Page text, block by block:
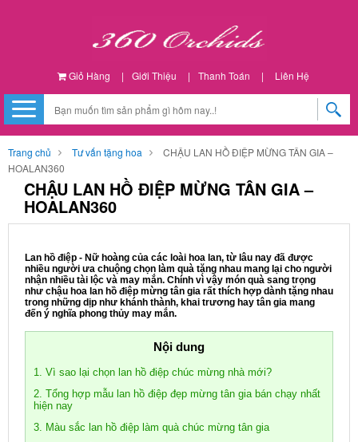
Giỏ Hàng | Giới Thiệu | Thanh Toán | Liên Hệ
Trang chủ Tư vấn tặng hoa
CHẬU LAN HỒ ĐIỆP MỪNG TÂN GIA –
HOALAN360
CHẬU LAN HỒ ĐIỆP MỪNG TÂN GIA –
HOALAN360
Lan hồ điệp - Nữ hoàng của các loài hoa lan, từ lâu nay đã được
nhiều người ưa chuộng chọn làm quà tặng nhau mang lại cho người
nhận nhiều tài lộc và may mắn. Chính vì vậy món quà sang trọng
như chậu hoa lan hồ điệp mừng tân gia rất thích hợp dành tặng nhau
trong những dịp như khánh thành, khai trương hay tân gia mang
đến ý nghĩa phong thủy may mắn.
Nội dung
1. Vì sao lại chọn lan hồ điệp chúc mừng nhà mới?
2. Tổng hợp mẫu lan hồ điệp đẹp mừng tân gia bán chạy nhất
hiện nay
3. Màu sắc lan hồ điệp làm quà chúc mừng tân gia